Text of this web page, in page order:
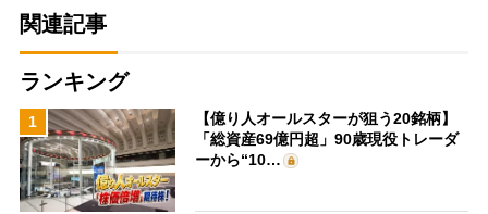
関連記事
ランキング
1
【億り人オールスターが狙う20銘柄】
「総資産69億円超」90歳現役トレーダ
ーから“10…